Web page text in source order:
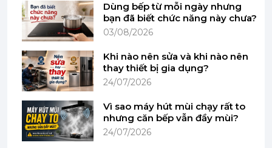
Dùng bếp từ mỗi ngày nhưng
bạn đã biết chức năng này chưa?
03/08/2026
Khi nào nên sửa và khi nào nên
thay thiết bị gia dụng?
24/07/2026
Vì sao máy hút mùi chạy rất to
nhưng căn bếp vẫn đầy mùi?
24/07/2026